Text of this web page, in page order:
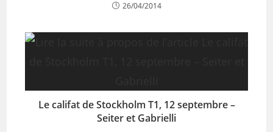
26/04/2014
Le califat de Stockholm T1, 12 septembre –
Seiter et Gabrielli